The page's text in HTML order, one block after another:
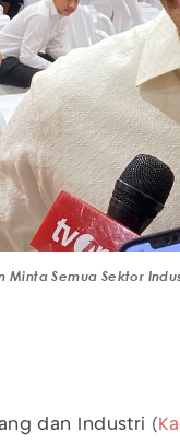
Semua Sektor
dan Industri (